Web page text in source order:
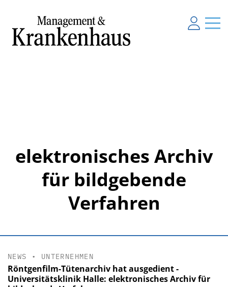
elektronisches Archiv
für bildgebende
Verfahren
NEWS • UNTERNEHMEN
Röntgenfilm-Tütenarchiv hat ausgedient -
Universitätsklinik Halle: elektronisches Archiv für